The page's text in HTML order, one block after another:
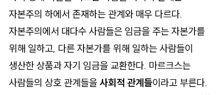
자본주의 하에서 존재하는 관계와 매우 다르다.
자본주의에서 대다수 사람들은 임금을 주는 자본가를
위해 일하고, 다른 자본가를 위해 일하는 사람들이
생산한 상품과 자기 임금을 교환한다. 마르크스는
사람들의 상호 관계들을 사회적 관계들이라고 부른다.